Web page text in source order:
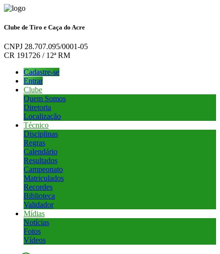
Clube de Tiro e Caça do Acre
CNPJ 28.707.095/0001-05
CR 191726 / 12ª RM
Cadastre-se
Entrar
Clube
Quem Somos
Diretoria
Localização
Técnico
Disciplinas
Regras
Calendário
Resultados
Campeonato
Matriculados
Recordes
Biblioteca
Validador
Mídias
Notícias
Fotos
Vídeos